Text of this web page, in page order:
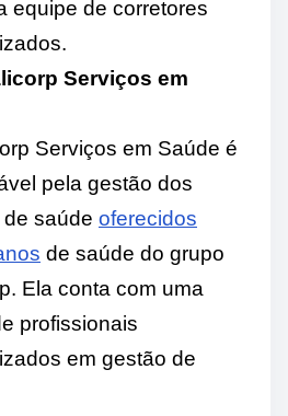
equipe de corretores
Serviços em
Serviços em Saúde é
pela gestão dos
saúde oferecidos
de saúde do grupo
Ela conta com uma
profissionais
em gestão de